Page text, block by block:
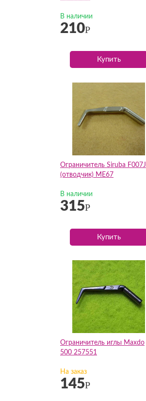
В наличии
210Р
Купить
Ограничитель Siruba F007J
(отводчик) МЕ67
В наличии
315Р
Купить
Ограничитель иглы Maxdo
500 257551
На заказ
145Р